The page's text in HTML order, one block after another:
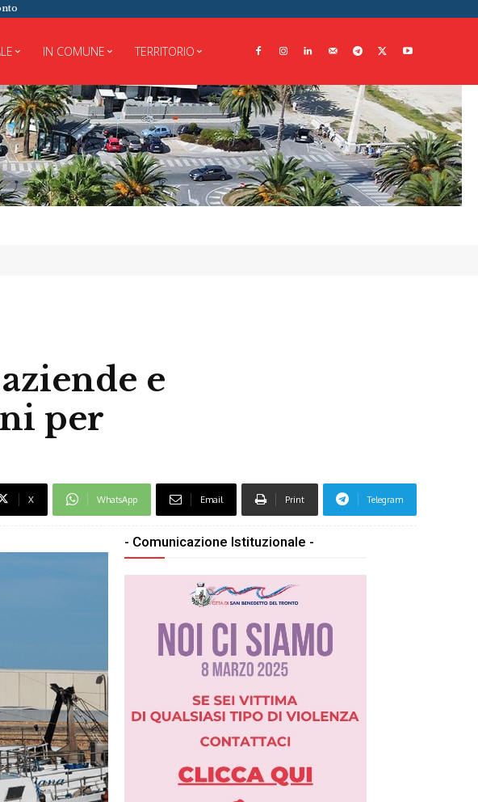
IN COMUNE TERRITORIO
e
per
X WhatsApp Email Print Telegram
- Comunicazione Istituzionale -